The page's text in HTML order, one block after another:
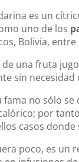
es un
uno de los
Bolivia,
de una fruta
sin
fama no sólo
por
casos
poco, es un